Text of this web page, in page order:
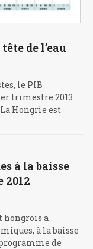
de l’eau
le PIB
trimestre 2013
Hongrie est
à la baisse
2012
hongrois a
à la baisse
de